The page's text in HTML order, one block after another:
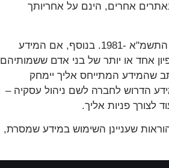
אחרים, הינם על אחריותך
1.11. הנך זכאי לעיין במידע שנאסף ומוחזק על ידי החברה בהתאם לתנאי שימוש אלו על-פי חוק הגנת הפרטיות, התשמ"א -1981. בנוסף, אם המידע
אחד או יותר של בני אדם ששמותיהם
כי אז אתה זכאי על-פי חוק הגנת הפרטיות, התשמ"א-1981 לדרוש בכתב שהמידע המתייחס אליך יימחק
הדרוש לחברה לשם ניהול עסקיה –
לצורך פניות אליך.
שעניינן השימוש במידע שמסרת,